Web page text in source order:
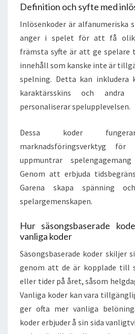
Definition och syfte med
Inlösenkoder är alfanumeriska
anger i spelet för att få
främsta syfte är att ge
innehåll som kanske inte är
spelning. Detta kan inkludera
karaktärsskins och andra
personaliserar spelupplevelsen.
Dessa koder
marknadsföringsverktyg för
uppmuntrar
Genom att erbjuda
Garena skapa spänning
spelargemenskapen.
Hur säsongsbaserade
vanliga koder
Säsongsbaserade koder skiljer
genom att de är kopplade till
eller tider på året, såsom
Vanliga koder kan vara
ger ofta mer vanliga
koder erbjuder å sin sida